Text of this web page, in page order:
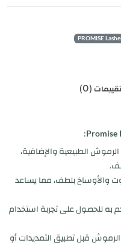
PROMISE
(0)
Promise
:
الطبيعية والإضافية،
والأوساخ بلطف، مما يساعد
به للحصول على تجربة استخدام
الرموش قبل تطبيق التمديدات أو